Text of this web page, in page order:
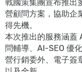
戰國策集團宣布推出
營顧問方案，協助企
得先機。
本次推出的服務涵蓋
問輔導、AI-SEO 優
營行銷委外、電子簽